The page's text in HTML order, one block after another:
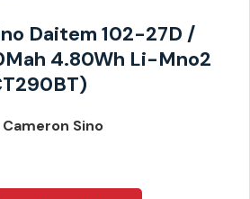
Daitem 102-27D /
4.80Wh Li-Mno2
Cameron Sino